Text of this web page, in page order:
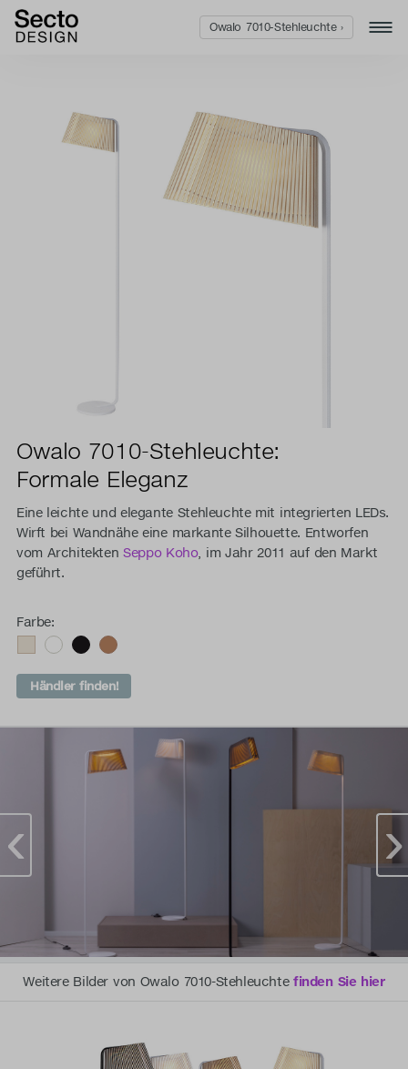
Owalo 7010-Stehleuchte:
Formale Eleganz
Eine leichte und elegante Stehleuchte mit integrierten LEDs.
Wirft bei Wandnähe eine markante Silhouette. Entworfen
vom ArchitektenSeppo Koho, im Jahr 2011 auf den Markt
geführt.
Farbe:
Händler finden!
Weitere Bilder von Owalo 7010-Stehleuchtefinden Sie hier
Owalo 7010-Stehleuchte ›